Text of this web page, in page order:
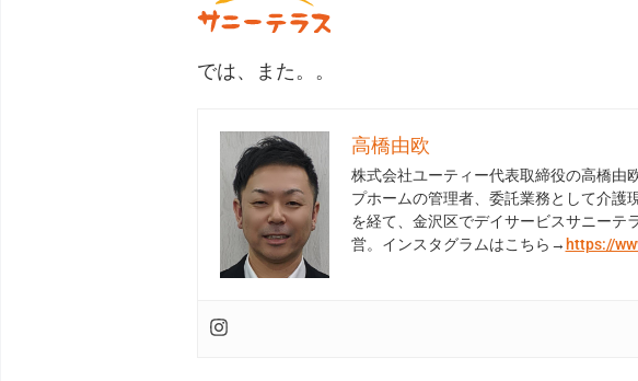
では、また。。
高橋由欧
株式会社ユーティー代表取締役の高橋由
プホームの管理者、委託業務として介護
を経て、金沢区でデイサービスサニーテ
営。インスタグラムはこちら→ https://